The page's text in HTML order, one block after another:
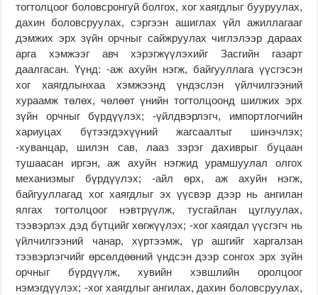
тогтолцоог боловсронгуй болгох, хог хаягдлыг бууруулах,
дахин боловсруулах, сэргээн ашиглах үйл ажиллагааг
дэмжих эрх зүйн орчныг сайжруулах чиглэлээр дараах
арга хэмжээг авч хэрэгжүүлэхийг Засгийн газарт
даалгасан. Үүнд: -аж ахуйн нэгж, байгууллага үүсгэсэн
хог хаягдлынхаа хэмжээнд үндэслэн үйлчилгээний
хураамж төлөх, чөлөөт үнийн тогтолцоонд шилжих эрх
зүйн орчныг бүрдүүлэх; -үйлдвэрлэгч, импортлогчийн
хариуцах бүтээгдэхүүний жагсаалтыг шинэчлэх;
-хуванцар, шилэн сав, лааз зэрэг дахиврыг буцаан
тушаасан иргэн, аж ахуйн нэгжид урамшуулал олгох
механизмыг бүрдүүлэх; -айл өрх, аж ахуйн нэгж,
байгууллагад хог хаягдлыг эх үүсвэр дээр нь ангилан
ялгах тогтолцоог нэвтрүүлж, тусгайлан цуглуулах,
тээвэрлэх дэд бүтцийг хөгжүүлэх; -хог хаягдал үүсгэгч нь
үйлчилгээний чанар, хүртээмж, үр ашгийг харгалзан
тээвэрлэгчийг өрсөлдөөний үндсэн дээр сонгох эрх зүйн
орчныг бүрдүүлж, хувийн хэвшлийн оролцоог
нэмэгдүүлэх; -хог хаягдлыг ангилах, дахин боловсруулах,